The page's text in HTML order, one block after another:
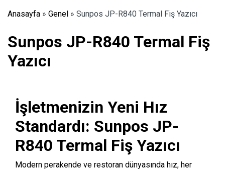
Anasayfa » Genel » Sunpos JP-R840 Termal Fiş Yazıcı
Sunpos JP-R840 Termal Fiş
Yazıcı
İşletmenizin Yeni Hız
Standardı: Sunpos JP-
R840 Termal Fiş Yazıcı
Modern perakende ve restoran dünyasında hız, her